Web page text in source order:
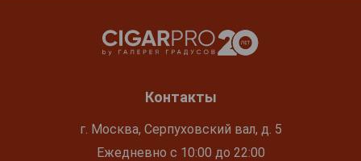
Контакты
г. Москва, Серпуховский вал, д. 5
Ежедневно с 10:00 до 22:00